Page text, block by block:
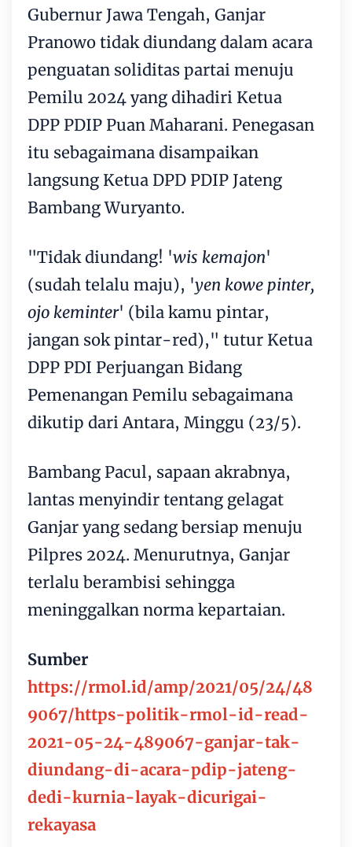
Gubernur Jawa Tengah, Ganjar
Pranowo tidak diundang dalam acara
penguatan soliditas partai menuju
Pemilu 2024 yang dihadiri Ketua
DPP PDIP Puan Maharani. Penegasan
itu sebagaimana disampaikan
langsung Ketua DPD PDIP Jateng
Bambang Wuryanto.
"Tidak diundang! 'wis kemajon'
(sudah telalu maju), 'yen kowe pinter,
ojo keminter' (bila kamu pintar,
jangan sok pintar-red)," tutur Ketua
DPP PDI Perjuangan Bidang
Pemenangan Pemilu sebagaimana
dikutip dari Antara, Minggu (23/5).
Bambang Pacul, sapaan akrabnya,
lantas menyindir tentang gelagat
Ganjar yang sedang bersiap menuju
Pilpres 2024. Menurutnya, Ganjar
terlalu berambisi sehingga
meninggalkan norma kepartaian.
Sumber
https://rmol.id/amp/2021/05/24/48
9067/https-politik-rmol-id-read-
2021-05-24-489067-ganjar-tak-
diundang-di-acara-pdip-jateng-
dedi-kurnia-layak-dicurigai-
rekayasa